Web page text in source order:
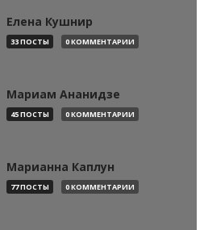
Елена Кушнир
33 ПОСТЫ 0 КОММЕНТАРИИ
Мариам Ананидзе
45 ПОСТЫ 0 КОММЕНТАРИИ
Марианна Каплун
77 ПОСТЫ 0 КОММЕНТАРИИ